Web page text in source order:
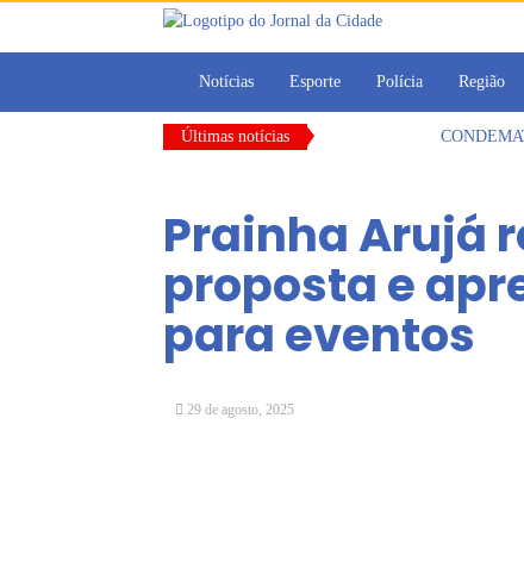
Notícias Esporte Polícia Região
Últimas notícias
Arujá
Com
Vereadores
Prainha Arujá
proposta e
para eventos
29 de agosto, 2025